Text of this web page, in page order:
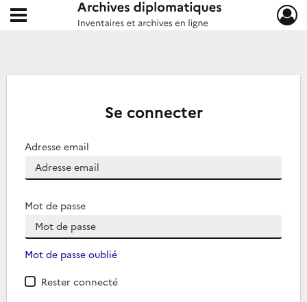
Archives diplomatiques
Ouvrir le menu déroulant
Se connecter
Adresse email
Mot de passe
Mot de passe oublié
Rester connecté